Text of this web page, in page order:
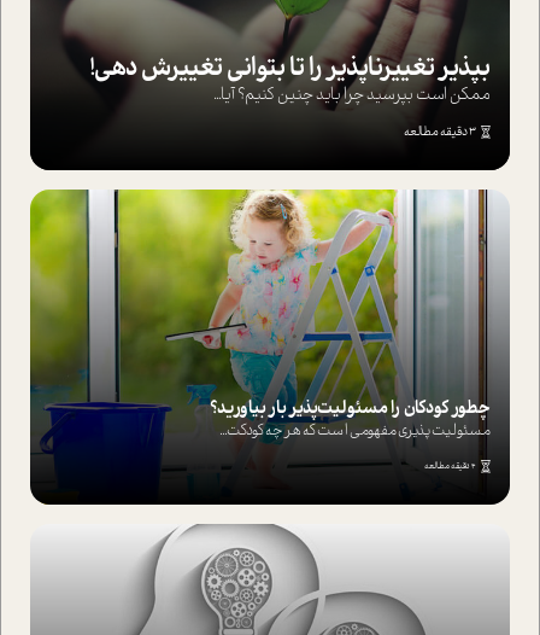
بپذير تغييرناپذير را تا بتواني تغييرش دهي!‏
ممکن است بپرسيد چرا بايد چنين کنيم؟ آيا...
3 دقیقه مطالعه
چطور کودکان را مسئولیت‌پذیر بار بیاورید؟
مسئولیت پذیری مفهومی ا ست که هر چه کودکت...
4 دقیقه مطالعه